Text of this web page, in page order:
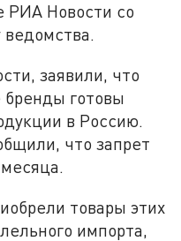
РИА Новости со
заявили, что
готовы
в Россию.
что запрет
товары этих
импорта,